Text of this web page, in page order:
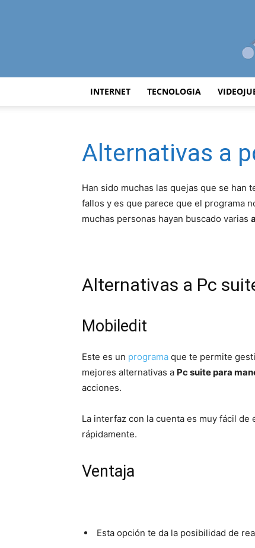
INTERNET TECNOLOGIA
Alternativas a
Han sido muchas las quejas que se han
fallos y es que parece que el programa
muchas personas hayan buscado varias
Alternativas a Pc
Mobiledit
Este es un programa que te permite
mejores alternativas a Pc suite para
acciones.
La interfaz con la cuenta es muy fácil
rápidamente.
Ventaja
Esta opción te da la posibilidad de